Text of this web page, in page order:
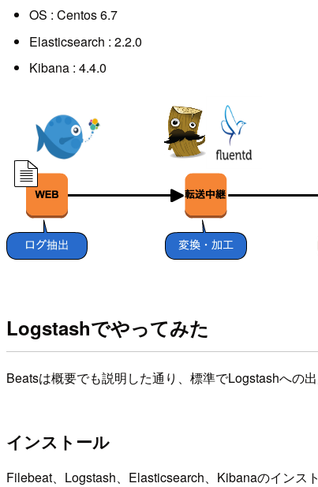
OS : Centos 6.7
Elasticsearch : 2.2.0
Kibana : 4.4.0
Logstashでやってみた
Beatsは概要でも説明した通り、標準でLogstashへの
インストール
Filebeat、Logstash、Elasticsearch、Kibanaのインス